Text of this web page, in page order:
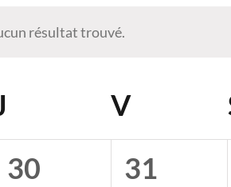
Notice
résultat trouvé.
V
0
30
0
31